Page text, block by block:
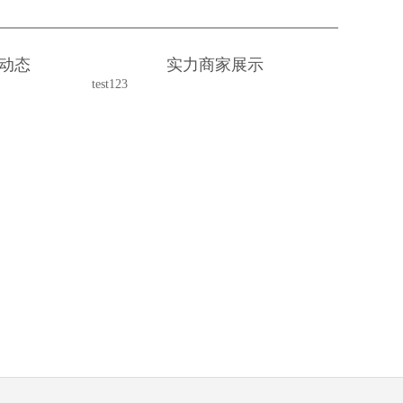
态 实力商家展示
test123